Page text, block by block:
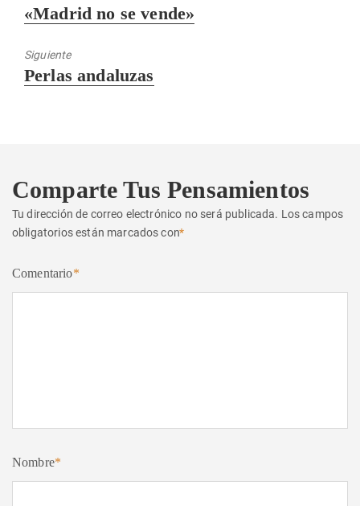
Entrada
«Madrid no se vende»
Siguiente
Entrada
Perlas andaluzas
Comparte Tus Pensamientos
Tu dirección de correo electrónico no será publicada. Los campos
obligatorios están marcados con*
Comentario*
Nombre*